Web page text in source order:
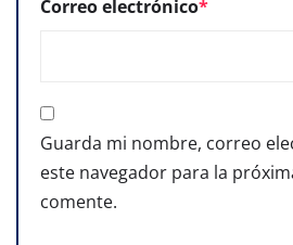
Correo electrónico*
Guarda mi nombre, correo
este navegador para la
comente.